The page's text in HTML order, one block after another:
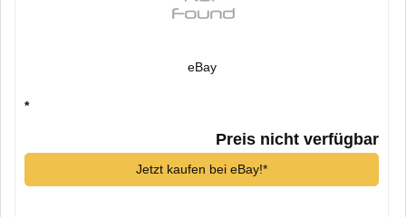
eBay
*
Preis nicht verfügbar
Jetzt kaufen bei eBay!*